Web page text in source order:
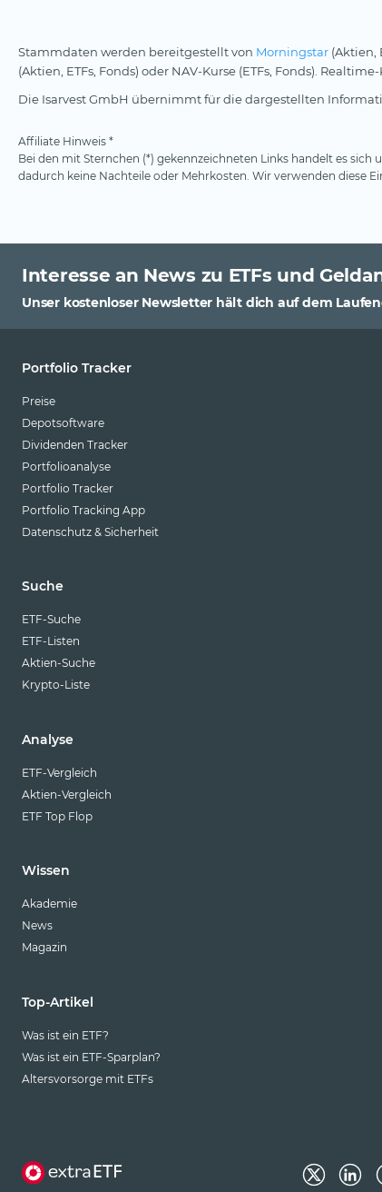
Stammdaten werden bereitgestellt von Morningstar (Aktien,
(Aktien, ETFs, Fonds) oder NAV-Kurse (ETFs, Fonds).
Die Isarvest GmbH übernimmt für die dargestellten
Affiliate Hinweis *
Bei den mit Sternchen (*) gekennzeichneten Links handelt es
dadurch keine Nachteile oder Mehrkosten. Wir verwenden diese
Interesse an News zu ETFs und
Unser kostenloser Newsletter hält dich auf dem
Portfolio Tracker
Preise
Depotsoftware
Dividenden Tracker
Portfolioanalyse
Portfolio Tracker
Portfolio Tracking App
Datenschutz & Sicherheit
Suche
ETF-Suche
ETF-Listen
Aktien-Suche
Krypto-Liste
Analyse
ETF-Vergleich
Aktien-Vergleich
ETF Top Flop
Wissen
Akademie
News
Magazin
Top-Artikel
Was ist ein ETF?
Was ist ein ETF-Sparplan?
Altersvorsorge mit ETFs